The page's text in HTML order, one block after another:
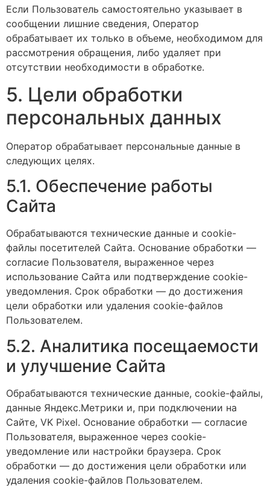
Если Пользователь самостоятельно указывает в
сообщении лишние сведения, Оператор
обрабатывает их только в объеме, необходимом для
рассмотрения обращения, либо удаляет при
отсутствии необходимости в обработке.
5. Цели обработки
персональных данных
Оператор обрабатывает персональные данные в
следующих целях.
5.1. Обеспечение работы
Сайта
Обрабатываются технические данные и cookie-
файлы посетителей Сайта. Основание обработки —
согласие Пользователя, выраженное через
использование Сайта или подтверждение cookie-
уведомления. Срок обработки — до достижения
цели обработки или удаления cookie-файлов
Пользователем.
5.2. Аналитика посещаемости
и улучшение Сайта
Обрабатываются технические данные, cookie-файлы,
данные Яндекс.Метрики и, при подключении на
Сайте, VK Pixel. Основание обработки — согласие
Пользователя, выраженное через cookie-
уведомление или настройки браузера. Срок
обработки — до достижения цели обработки или
удаления cookie-файлов Пользователем.